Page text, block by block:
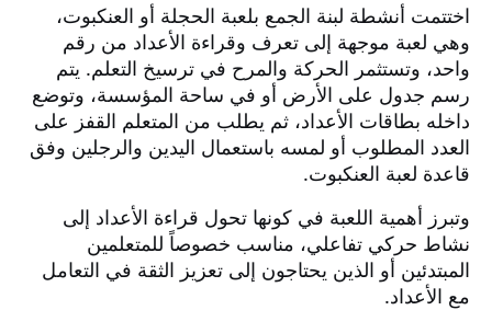
اختتمت أنشطة لبنة الجمع بلعبة الحجلة أو العنكبوت،
وهي لعبة موجهة إلى تعرف وقراءة الأعداد من رقم
واحد، وتستثمر الحركة والمرح في ترسيخ التعلم. يتم
رسم جدول على الأرض أو في ساحة المؤسسة، وتوضع
داخله بطاقات الأعداد، ثم يطلب من المتعلم القفز على
العدد المطلوب أو لمسه باستعمال اليدين والرجلين وفق
قاعدة لعبة العنكبوت.
وتبرز أهمية اللعبة في كونها تحول قراءة الأعداد إلى
نشاط حركي تفاعلي، مناسب خصوصاً للمتعلمين
المبتدئين أو الذين يحتاجون إلى تعزيز الثقة في التعامل
مع الأعداد.